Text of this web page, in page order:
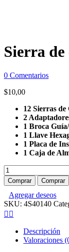
Sierra de
0 Comentarios
$10,00
12 Sierras de
2
1 Broca
1 Llave
1 Placa de
1 Caja de
Sierra
de
copa
16
piezas
cantidad
Comprar Comprar
Agregar deseos
SKU: 4S40140
Descripción
Valoraciones